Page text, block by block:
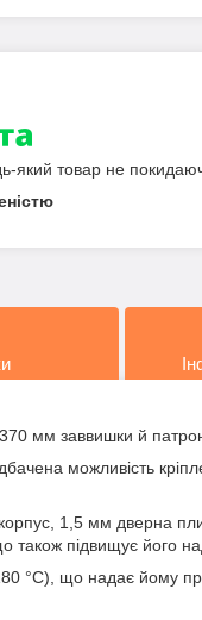
який товар не
мм заввишки й
можливість
1,5 мм дверна
підвищує його
°C), що надає йому